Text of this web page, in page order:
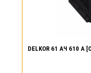
DELKOR 61 АЧ 610